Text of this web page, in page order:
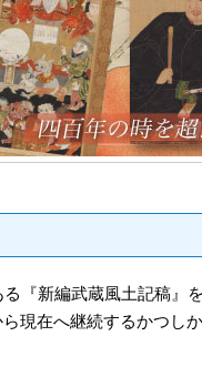
『新編武蔵風土記稿』
現在へ継続するかつし